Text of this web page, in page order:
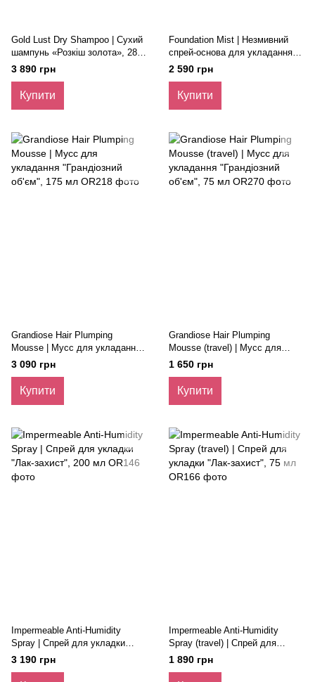
Gold Lust Dry Shampoo | Сухий
шампунь «Розкіш золота», 286
мл
3 890 грн
Купити
Foundation Mist | Незмивний
спрей-основа для укладання
волосся, 200 мл
2 590 грн
Купити
Grandiose Hair Plumping
Mousse | Мусс для укладання
"Грандіозний об'єм", 175 мл
3 090 грн
Купити
Grandiose Hair Plumping
Mousse (travel) | Мусс для
укладання "Грандіозний об'єм",
1 650 грн
Купити
Impermeable Anti-Humidity
Spray | Спрей для укладки
"Лак-захист", 200 мл
3 190 грн
Impermeable Anti-Humidity
Spray (travel) | Спрей для
укладки "Лак-захист", 75 мл
1 890 грн